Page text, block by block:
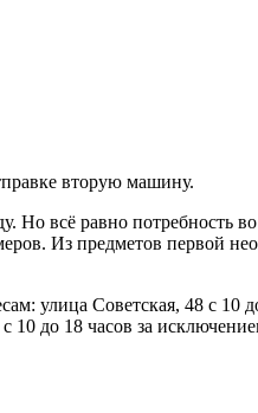
вторую машину.
всё равно потребность
Из предметов первой
Советская, 48 с 10
10 до 18 часов за